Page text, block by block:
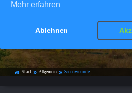
Mehr erfahren
Ablehnen
Sacrowrunde
home_work Start double_arrow Allgemein double_arrow Sacrowrunde